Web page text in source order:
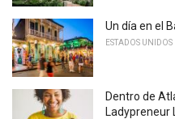
Un día en el
ESTADOS UNIDOS
Dentro de
Ladypreneur